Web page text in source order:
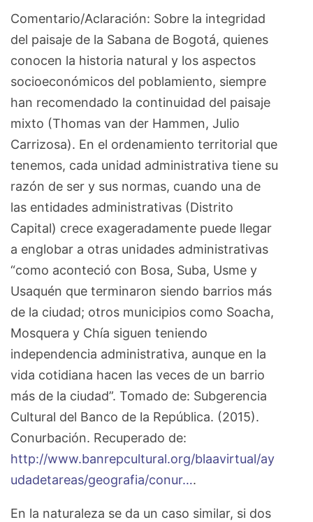
Comentario/Aclaración: Sobre la integridad
del paisaje de la Sabana de Bogotá, quienes
conocen la historia natural y los aspectos
socioeconómicos del poblamiento, siempre
han recomendado la continuidad del paisaje
mixto (Thomas van der Hammen, Julio
Carrizosa). En el ordenamiento territorial que
tenemos, cada unidad administrativa tiene su
razón de ser y sus normas, cuando una de
las entidades administrativas (Distrito
Capital) crece exageradamente puede llegar
a englobar a otras unidades administrativas
“como aconteció con Bosa, Suba, Usme y
Usaquén que terminaron siendo barrios más
de la ciudad; otros municipios como Soacha,
Mosquera y Chía siguen teniendo
independencia administrativa, aunque en la
vida cotidiana hacen las veces de un barrio
más de la ciudad”. Tomado de: Subgerencia
Cultural del Banco de la República. (2015).
Conurbación. Recuperado de:
http://www.banrepcultural.org/blaavirtual/ay
udadetareas/geografia/conur….
En la naturaleza se da un caso similar, si dos